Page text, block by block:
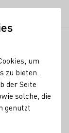
um
zu bieten.
der Seite
solche, die
genutzt